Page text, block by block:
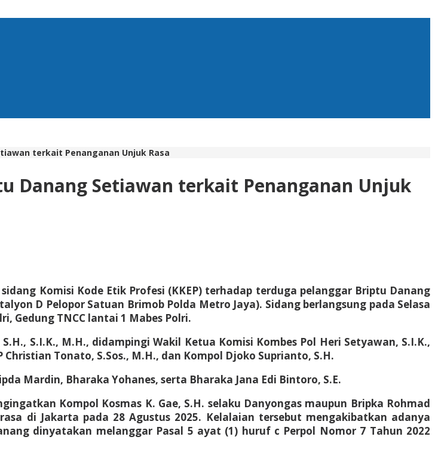
terkait Penanganan Unjuk Rasa
Danang Setiawan terkait Penanganan Unjuk
Komisi Kode Etik Profesi (KKEP) terhadap terduga pelanggar Briptu Danang
D Pelopor Satuan Brimob Polda Metro Jaya). Sidang berlangsung pada Selasa
Gedung TNCC lantai 1 Mabes Polri.
S.I.K., M.H., didampingi Wakil Ketua Komisi Kombes Pol Heri Setyawan, S.I.K.,
Tonato, S.Sos., M.H., dan Kompol Djoko Suprianto, S.H.
Mardin, Bharaka Yohanes, serta Bharaka Jana Edi Bintoro, S.E.
Kompol Kosmas K. Gae, S.H. selaku Danyongas maupun Bripka Rohmad
di Jakarta pada 28 Agustus 2025. Kelalaian tersebut mengakibatkan adanya
dinyatakan melanggar Pasal 5 ayat (1) huruf c Perpol Nomor 7 Tahun 2022